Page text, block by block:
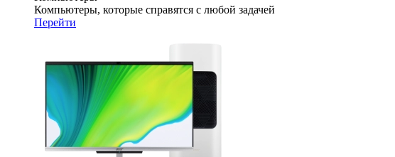
Компьютеры, которые справятся с любой задачей
Перейти